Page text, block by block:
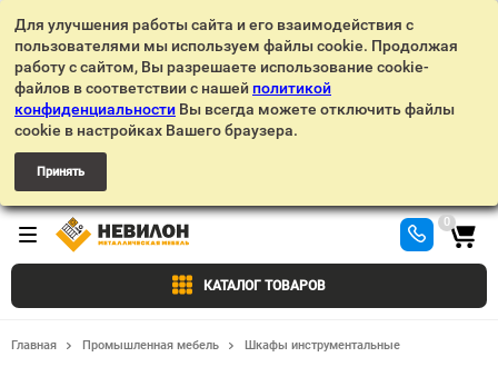
Для улучшения работы сайта и его взаимодействия с
пользователями мы используем файлы cookie. Продолжая
работу с сайтом, Вы разрешаете использование cookie-
файлов в соответствии с нашей политикой
конфиденциальности Вы всегда можете отключить файлы
cookie в настройках Вашего браузера.
Принять
КАТАЛОГ ТОВАРОВ
0
Главная Промышленная мебель Шкафы инструментальные